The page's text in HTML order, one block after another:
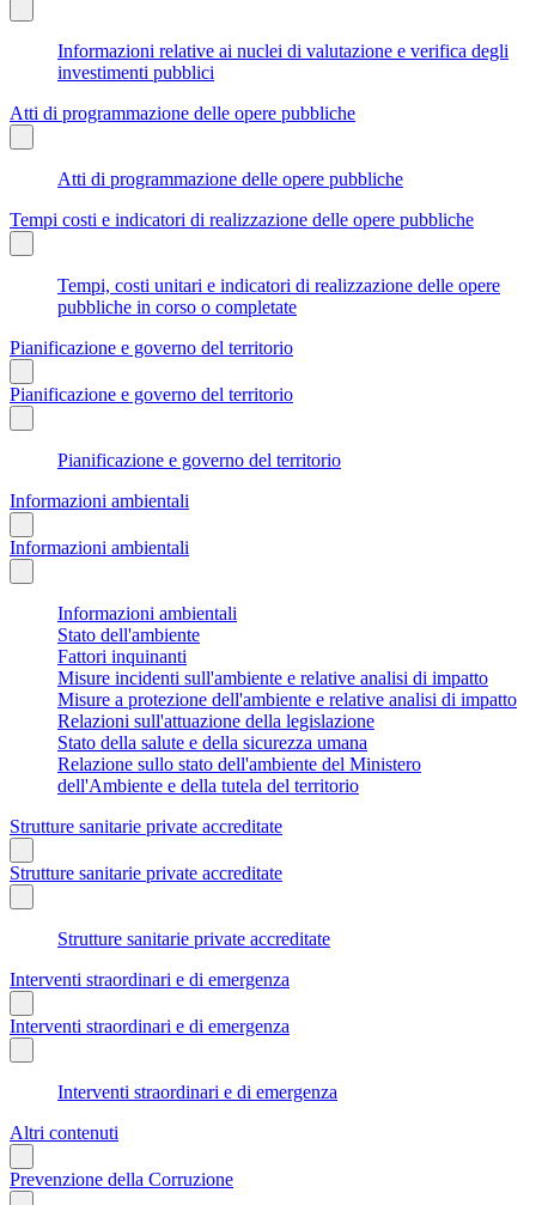
Informazioni relative ai nuclei di valutazione e verifica degli
investimenti pubblici
Atti di programmazione delle opere pubbliche
Atti di programmazione delle opere pubbliche
Tempi costi e indicatori di realizzazione delle opere pubbliche
Tempi, costi unitari e indicatori di realizzazione delle opere
pubbliche in corso o completate
Pianificazione e governo del territorio
Pianificazione e governo del territorio
Pianificazione e governo del territorio
Informazioni ambientali
Informazioni ambientali
Informazioni ambientali
Stato dell'ambiente
Fattori inquinanti
Misure incidenti sull'ambiente e relative analisi di impatto
Misure a protezione dell'ambiente e relative analisi di impatto
Relazioni sull'attuazione della legislazione
Stato della salute e della sicurezza umana
Relazione sullo stato dell'ambiente del Ministero
dell'Ambiente e della tutela del territorio
Strutture sanitarie private accreditate
Strutture sanitarie private accreditate
Strutture sanitarie private accreditate
Interventi straordinari e di emergenza
Interventi straordinari e di emergenza
Interventi straordinari e di emergenza
Altri contenuti
Prevenzione della Corruzione